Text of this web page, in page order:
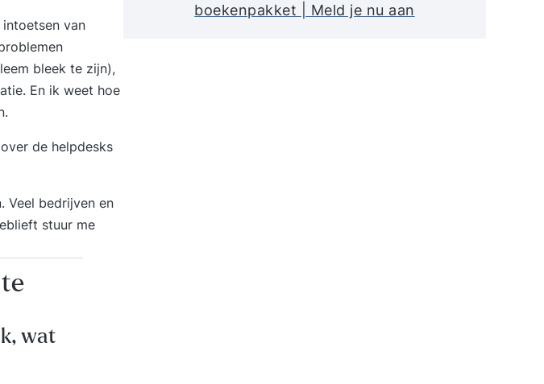
van
bleek te zijn),
En ik weet hoe
de helpdesks
Veel bedrijven en
stuur me
boekenpakket | Meld je nu aan
wat